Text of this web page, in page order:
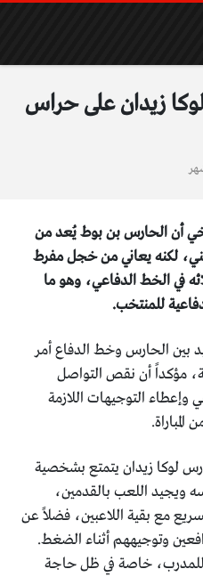
زيدان على حراس
أن الحارس بن بوط يُعد من
لكنه يعاني من خجل مفرط
في الخط الدفاعي، وهو ما
للمنتخب.
بين الحارس وخط الدفاع أمر
مؤكداً أن نقص التواصل
التوجيهات اللازمة
لوكا زيدان يتمتع بشخصية
ويجيد اللعب بالقدمين،
مع بقية اللاعبين، فضلاً عن
وتوجيههم أثناء الضغط.
للمدرب، خاصة في ظل حاجة